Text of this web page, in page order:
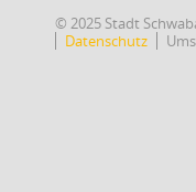
© 2025 Stadt
Datenschutz